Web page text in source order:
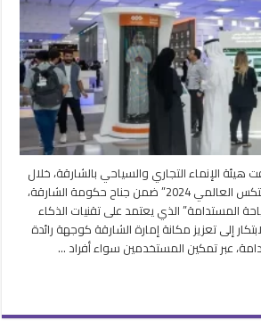
المساعد
الذكي
للسياحة
المستدامة
مغلقة
الإنماء التجاري والسياحي بالشارقة، خلال
مشاركتها في معرض “جيتكس العالمي 2024” ضمن جناح حكومة الشارقة،
المستدامة” الذي يعتمد على تقنيات الذكاء
إلى تعزيز مكانة إمارة الشارقة كوجهة رائدة
عبر تمكين المستخدمين سواء أفراد …